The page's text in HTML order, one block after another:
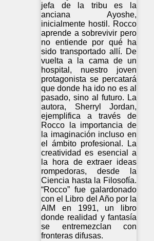
jefa de la tribu es la
anciana Ayoshe,
inicialmente hostil. Rocco
aprende a sobrevivir pero
no entiende por qué ha
sido transportado allí. De
vuelta a la cama de un
hospital, nuestro joven
protagonista se percatará
que donde ha ido no es al
pasado, sino al futuro. La
autora, Sherryl Jordan,
ejemplifica a través de
Rocco la importancia de
la imaginación incluso en
el ámbito profesional. La
creatividad es esencial a
la hora de extraer ideas
rompedoras, desde la
Ciencia hasta la Filosofía.
“Rocco” fue galardonado
con el Libro del Año por la
AIM en 1991, un libro
donde realidad y fantasía
se entremezclan con
fronteras difusas.